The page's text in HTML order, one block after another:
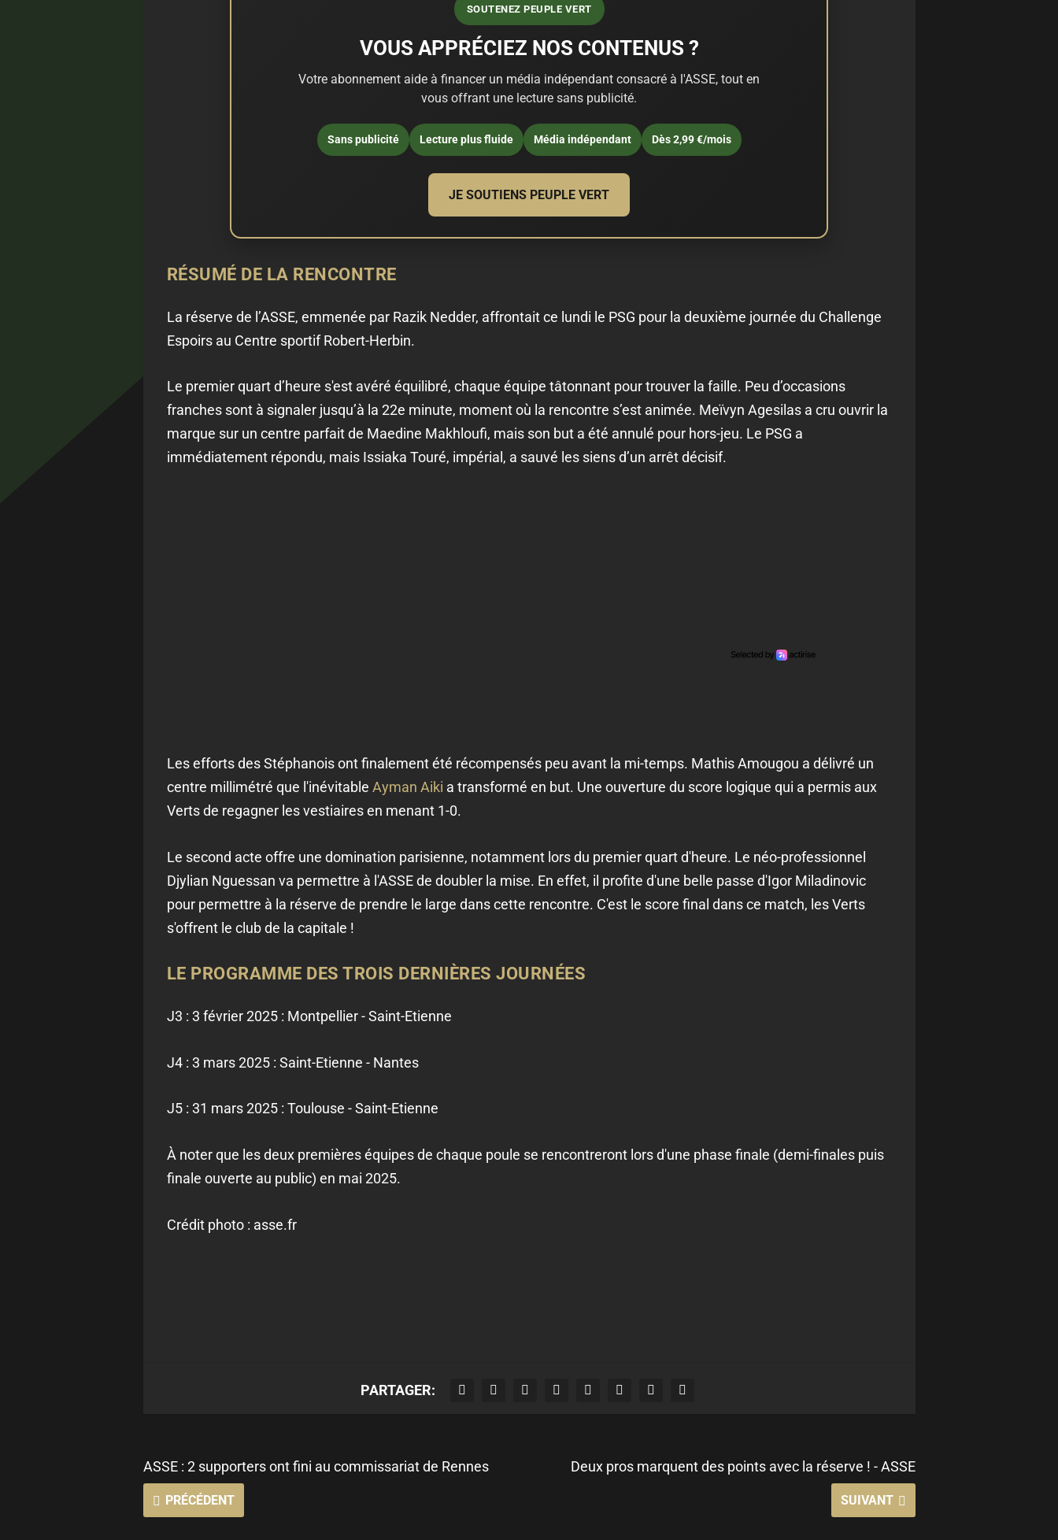
SOUTENEZ PEUPLE VERT
VOUS APPRÉCIEZ NOS CONTENUS ?
Votre abonnement aide à financer un média indépendant consacré à l'ASSE, tout en
vous offrant une lecture sans publicité.
Sans publicité Lecture plus fluide Média indépendant Dès 2,99 €/mois
JE SOUTIENS PEUPLE VERT
RÉSUMÉ DE LA RENCONTRE
La réserve de l’ASSE, emmenée par Razik Nedder, affrontait ce lundi le PSG pour la deuxième journée du Challenge
Espoirs au Centre sportif Robert-Herbin.
Le premier quart d’heure s'est avéré équilibré, chaque équipe tâtonnant pour trouver la faille. Peu d’occasions
franches sont à signaler jusqu’à la 22e minute, moment où la rencontre s’est animée. Meïvyn Agesilas a cru ouvrir la
marque sur un centre parfait de Maedine Makhloufi, mais son but a été annulé pour hors-jeu. Le PSG a
immédiatement répondu, mais Issiaka Touré, impérial, a sauvé les siens d’un arrêt décisif.
Les efforts des Stéphanois ont finalement été récompensés peu avant la mi-temps. Mathis Amougou a délivré un
centre millimétré que l'inévitable Ayman Aiki a transformé en but. Une ouverture du score logique qui a permis aux
Verts de regagner les vestiaires en menant 1-0.
Le second acte offre une domination parisienne, notamment lors du premier quart d'heure. Le néo-professionnel
Djylian Nguessan va permettre à l'ASSE de doubler la mise. En effet, il profite d'une belle passe d'Igor Miladinovic
pour permettre à la réserve de prendre le large dans cette rencontre. C'est le score final dans ce match, les Verts
s'offrent le club de la capitale !
LE PROGRAMME DES TROIS DERNIÈRES JOURNÉES
J3 : 3 février 2025 : Montpellier - Saint-Etienne
J4 : 3 mars 2025 : Saint-Etienne - Nantes
J5 : 31 mars 2025 : Toulouse - Saint-Etienne
À noter que les deux premières équipes de chaque poule se rencontreront lors d'une phase finale (demi-finales puis
finale ouverte au public) en mai 2025.
Crédit photo : asse.fr
PARTAGER:
ASSE : 2 supporters ont fini au commissariat de Rennes
PRÉCÉDENT
Deux pros marquent des points avec la réserve ! - ASSE
SUIVANT